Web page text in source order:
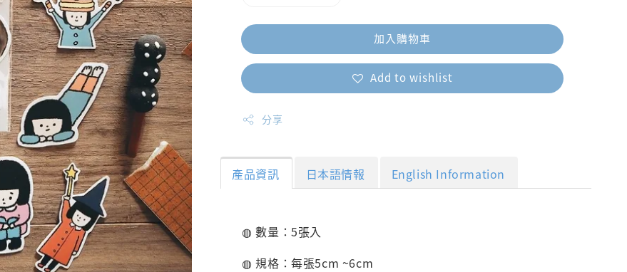
加入購物車
Add to wishlist
分享
產品資訊 日本語情報 English Information
◍ 數量：5張入
◍ 規格：每張5cm ~6cm